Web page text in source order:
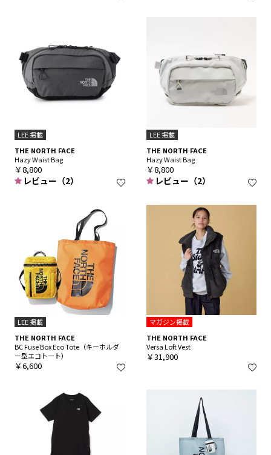
LEE 掲載
THE NORTH FACE
Hazy Waist Bag
￥8,800
レビュー（2）
LEE 掲載
THE NORTH FACE
Hazy Waist Bag
￥8,800
レビュー（2）
LEE 掲載
THE NORTH FACE
BC Fuse Box Eco Tote（キーホルダ
ー型エコトート）
￥6,600
マガジン掲載
THE NORTH FACE
Versa Loft Vest
￥31,900